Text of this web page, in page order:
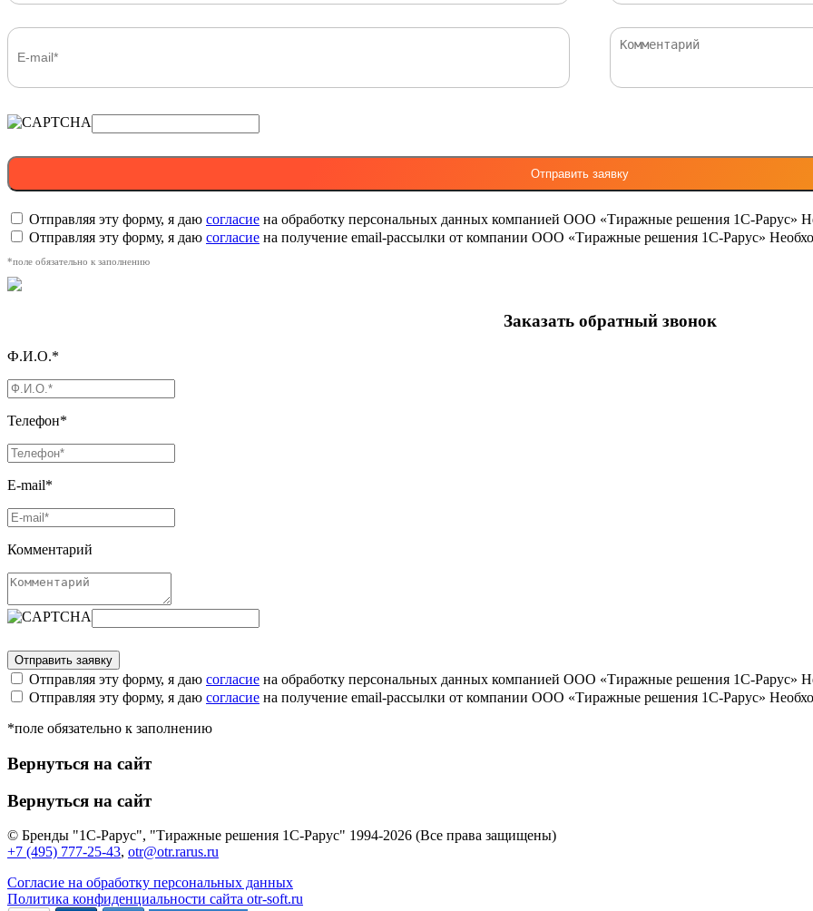
Отправляя эту форму, я даю согласие на обработку персональных данных компанией ООО «Тиражные решения 1С-Рарус»
Отправляя эту форму, я даю согласие на получение email-рассылки от компании ООО «Тиражные решения 1С-Рарус»
*поле обязательно к заполнению
Заказать обратный звонок
Ф.И.О.*
Телефон*
E-mail*
Комментарий
Отправляя эту форму, я даю согласие на обработку персональных данных компанией ООО «Тиражные решения 1С-Рарус»
Отправляя эту форму, я даю согласие на получение email-рассылки от компании ООО «Тиражные решения 1С-Рарус»
*поле обязательно к заполнению
Вернуться на сайт
Вернуться на сайт
© Бренды "1С-Рарус", "Тиражные решения 1С-Рарус" 1994-2026 (Все права защищены)
+7 (495) 777-25-43, otr@otr.rarus.ru
Согласие на обработку персональных данных
Политика конфиденциальности сайта otr-soft.ru